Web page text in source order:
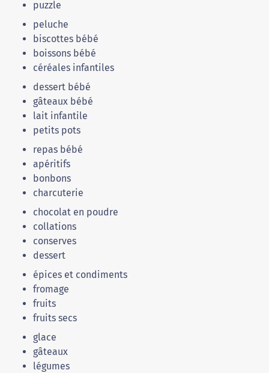
puzzle
peluche
biscottes bébé
boissons bébé
céréales infantiles
dessert bébé
gâteaux bébé
lait infantile
petits pots
repas bébé
apéritifs
bonbons
charcuterie
chocolat en poudre
collations
conserves
dessert
épices et condiments
fromage
fruits
fruits secs
glace
gâteaux
légumes